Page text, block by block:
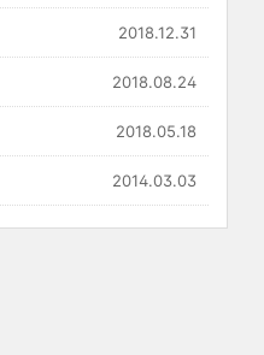
2018.12.31
2018.08.24
2018.05.18
2014.03.03